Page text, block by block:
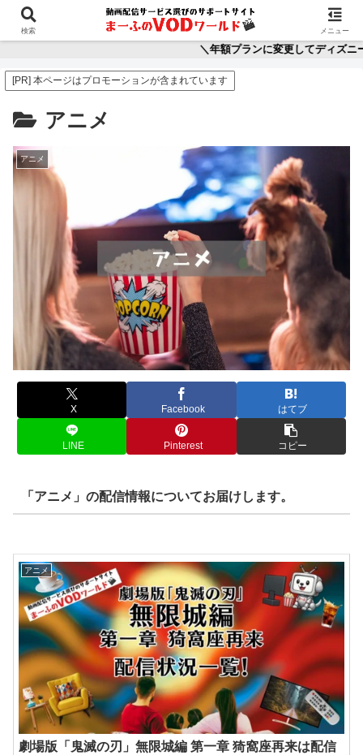
ホーム 映画 アニメ ディズニープラス
＼年額プランに変更してディズニープラスを2か月分もお得に
[PR] 本ページはプロモーションが含まれています
アニメ
アニメ
X Facebook はてブ
LINE Pinterest コピー
「アニメ」の配信情報についてお届けします。
アニメ
劇場版「鬼滅の刃」無限城編 第一章 猗窩座再来は配信
検索 メニュー